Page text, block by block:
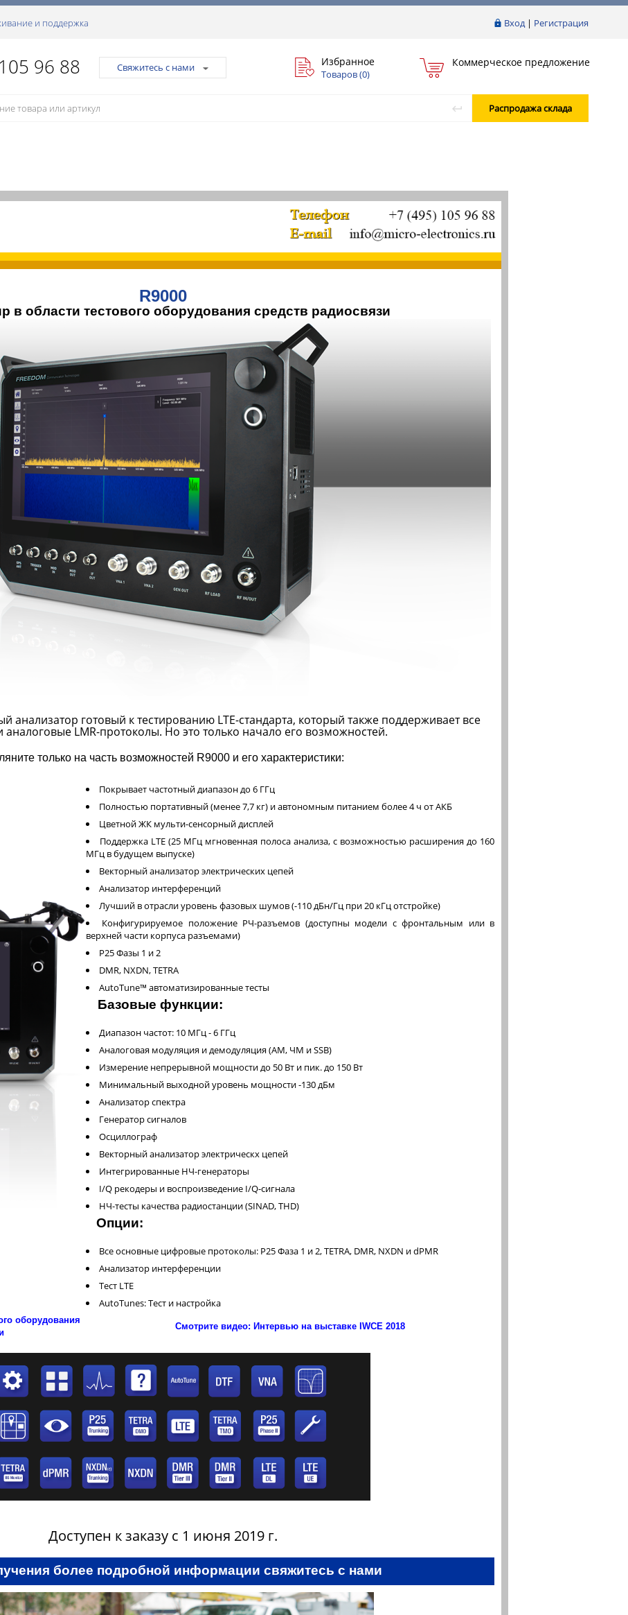
Вход| Регистрация
и поддержка
96 88 Свяжитесь с нами Избранное
Товаров (0)
Коммерческое предложение
Распродажа склада
R9000
в области тестового оборудования средств радиосвязи
анализатор готовый к тестированию LTE-стандарта, который также поддерживает все
LMR-протоколы. Но это только начало его возможностей.
только на часть возможностей R9000 и его характеристики:
Покрывает частотный диапазон до 6 ГГц
Полностью портативный (менее 7,7 кг) и автономным питанием более 4 ч от АКБ
Цветной ЖК мульти-сенсорный дисплей
Поддержка LTE (25 МГц мгновенная полоса анализа, с возможностью расширения до 160
МГц в будущем выпуске)
Векторный анализатор электрических цепей
Анализатор интерференций
Лучший в отрасли уровень фазовых шумов (-110 дБн/Гц при 20 кГц отстройке)
Конфигурируемое положение РЧ-разъемов (доступны модели с фронтальным или в
верхней части корпуса разъемами)
P25 Фазы 1 и 2
DMR, NXDN, TETRA
AutoTune™ автоматизированные тесты
Базовые функции:
Диапазон частот: 10 МГц - 6 ГГц
Аналоговая модуляция и демодуляция (АМ, ЧМ и SSB)
Измерение непрерывной мощности до 50 Вт и пик. до 150 Вт
Минимальный выходной уровень мощности -130 дБм
Анализатор спектра
Генератор сигналов
Осциллограф
Векторный анализатор электрическх цепей
Интегрированные НЧ-генераторы
I/Q рекодеры и воспроизведение I/Q-сигнала
НЧ-тесты качества радиостанции (SINAD, THD)
Опции:
Все основные цифровые протоколы: P25 Фаза 1 и 2, TETRA, DMR, NXDN и dPMR
Анализатор интерференции
Тест LTE
AutoTunes: Тест и настройка
оборудования
Смотрите видео: Интервью на выставке IWCE 2018
Доступен к заказу с 1 июня 2019 г.
более подробной информации свяжитесь с нами